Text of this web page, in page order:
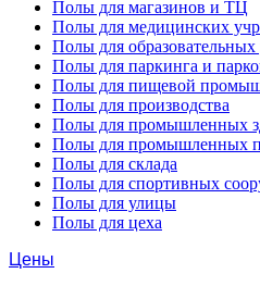
Полы для магазинов и ТЦ
Полы для медицинских
Полы для
Полы для паркинга и
Полы для пищевой
Полы для производства
Полы для промышленных
Полы для промышленных
Полы для склада
Полы для спортивных
Полы для улицы
Полы для цеха
Цены